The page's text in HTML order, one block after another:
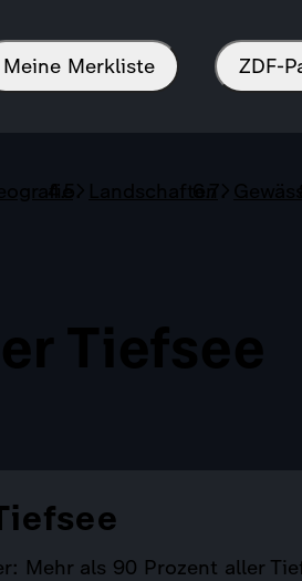
Meine Merkliste ZDF-
Landschaften
Tiefsee
Mehr als 90 Prozent aller